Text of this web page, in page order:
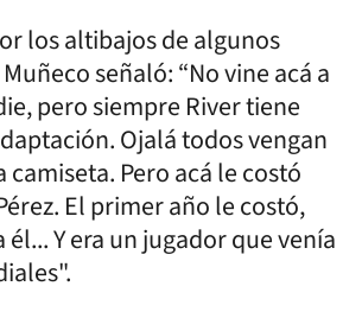
los altibajos de algunos
señaló: “No vine acá a
pero siempre River tiene
Ojalá todos vengan
camiseta. Pero acá le costó
El primer año le costó,
Y era un jugador que venía